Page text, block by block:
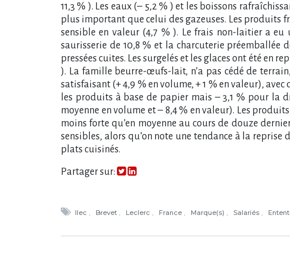
11,3 % ). Les eaux (– 5,2 % ) et les boissons
plus important que celui des gazeuses. Les produits
sensible en valeur (4,7 % ). Le frais non-laitier a
saurisserie de 10,8 % et la charcuterie préemballée
pressées cuites. Les surgelés et les glaces ont été en
). La famille beurre-œufs-lait, n’a pas cédé de
satisfaisant (+ 4,9 % en volume, + 1 % en valeur),
les produits à base de papier mais – 3,1 % pour la
moyenne en volume et – 8,4 % en valeur). Les
moins forte qu’en moyenne au cours de douze
sensibles, alors qu’on note une tendance à la
plats cuisinés.
Partager sur:
Ilec Brevet Leclerc France Marque(s) Salariés